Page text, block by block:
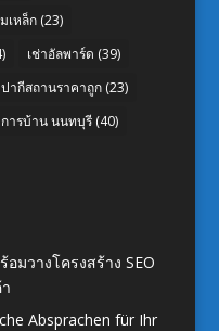
เหล็ก(23)
เช่าอัลพาร์ด (39)
ปากีสถานราคาถูก(23)
การบ้าน นนทบุรี(40)
มวางโครงสร้าง SEO
Absprachen für Ihr